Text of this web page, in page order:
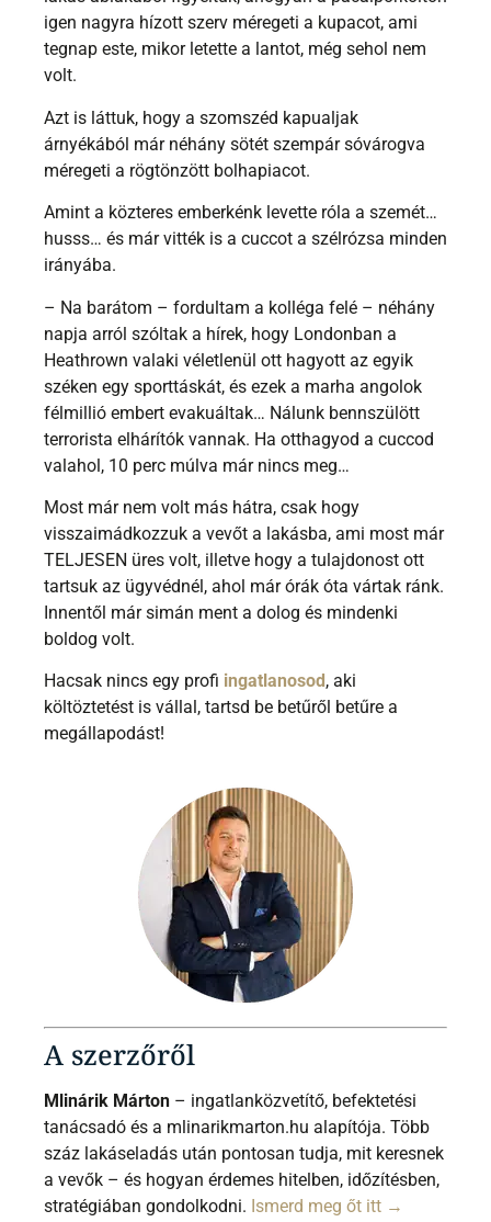
igen nagyra hízott szerv méregeti a kupacot, ami
tegnap este, mikor letette a lantot, még sehol nem
volt.
Azt is láttuk, hogy a szomszéd kapualjak
árnyékából már néhány sötét szempár sóvárogva
méregeti a rögtönzött bolhapiacot.
Amint a közteres emberkénk levette róla a szemét…
husss… és már vitték is a cuccot a szélrózsa minden
irányába.
– Na barátom – fordultam a kolléga felé – néhány
napja arról szóltak a hírek, hogy Londonban a
Heathrown valaki véletlenül ott hagyott az egyik
széken egy sporttáskát, és ezek a marha angolok
félmillió embert evakuáltak… Nálunk bennszülött
terrorista elhárítók vannak. Ha otthagyod a cuccod
valahol, 10 perc múlva már nincs meg…
Most már nem volt más hátra, csak hogy
visszaimádkozzuk a vevőt a lakásba, ami most már
TELJESEN üres volt, illetve hogy a tulajdonost ott
tartsuk az ügyvédnél, ahol már órák óta vártak ránk.
Innentől már simán ment a dolog és mindenki
boldog volt.
Hacsak nincs egy profi ingatlanosod , aki
költöztetést is vállal, tartsd be betűről betűre a
megállapodást!
A szerzőről
Mlinárik Márton – ingatlanközvetítő, befektetési
tanácsadó és a mlinarikmarton.hu alapítója. Több
száz lakáseladás után pontosan tudja, mit keresnek
a vevők – és hogyan érdemes hitelben, időzítésben,
stratégiában gondolkodni. Ismerd meg őt itt →